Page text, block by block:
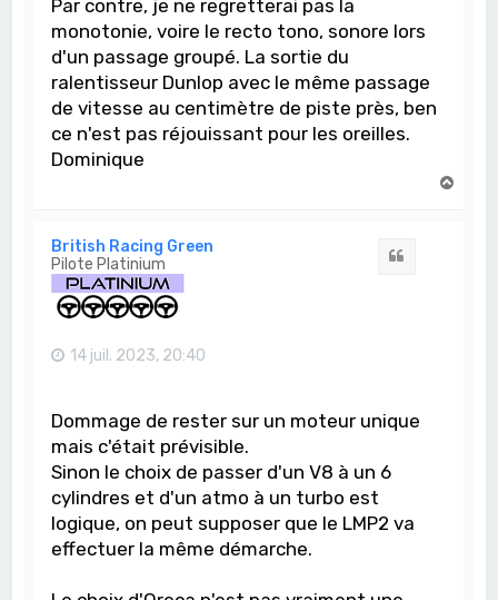
Par contre, je ne regretterai pas la
monotonie, voire le recto tono, sonore lors
d'un passage groupé. La sortie du
ralentisseur Dunlop avec le même passage
de vitesse au centimètre de piste près, ben
ce n'est pas réjouissant pour les oreilles.
Dominique
British Racing Green
Pilote Platinium
14 juil. 2023, 20:40
Dommage de rester sur un moteur unique
mais c'était prévisible.
Sinon le choix de passer d'un V8 à un 6
cylindres et d'un atmo à un turbo est
logique, on peut supposer que le LMP2 va
effectuer la même démarche.